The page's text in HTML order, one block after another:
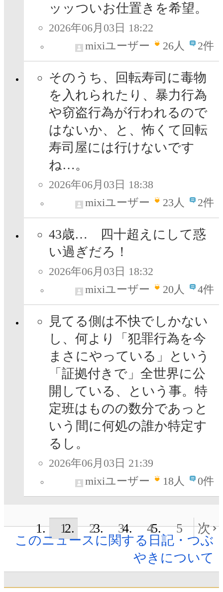
ッッついお仕置きを希望。
2026年06月03日 18:22
mixiユーザー
26人 2件
そのうち、回転寿司に毒物
を入れられたり、暴力行為
や窃盗行為が行われるので
はないか、と、怖くて回転
寿司屋には行けないです
ね…。
2026年06月03日 18:38
mixiユーザー
23人 2件
43歳… 四十超えにして惑
い過ぎだろ！
2026年06月03日 18:32
mixiユーザー
20人 4件
見てる側は不快でしかない
し、何より「犯罪行為を今
まさにやっている」という
「証拠付きで」全世界に公
開している、という事。特
定班はものの数分であっと
いう間に何処の誰か特定す
るし。
2026年06月03日 21:39
mixiユーザー
18人 0件
1 2 3 4 5
次
このニュースに関する日記・つぶ
やきについて